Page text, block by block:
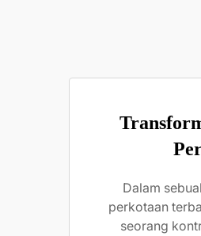
Dalam
perkotaan
seorang